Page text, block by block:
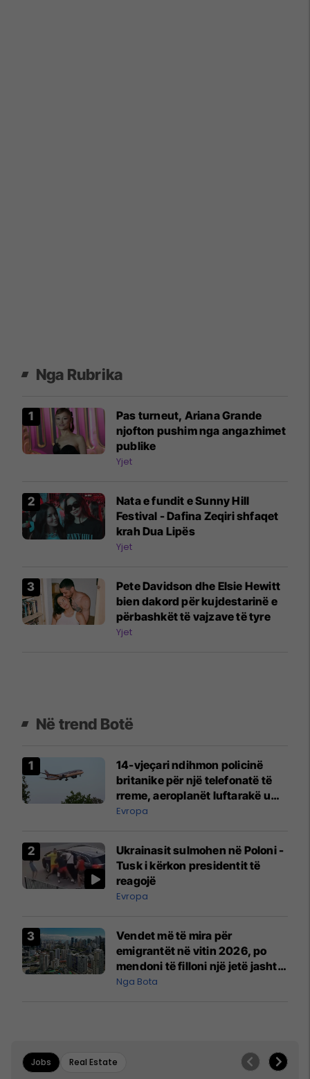
Nga Rubrika
Pas turneut, Ariana Grande
njofton pushim nga angazhimet
publike
Yjet
Nata e fundit e Sunny Hill
Festival - Dafina Zeqiri shfaqet
krah Dua Lipës
Yjet
Pete Davidson dhe Elsie Hewitt
bien dakord për kujdestarinë e
përbashkët të vajzave të tyre
Yjet
Në trend Botë
14-vjeçari ndihmon policinë
britanike për një telefonatë të
rreme, aeroplanët luftarakë u
ngritën në ajër për të
Mançesterit
Evropa
Ukrainasit sulmohen në Poloni -
Tusk i kërkon presidentit të
reagojë
Evropa
Vendet më të mira për
emigrantët në vitin 2026, po
mendoni të filloni një jetë jashtë
vendit?
Nga Bota
Jobs Real Estate